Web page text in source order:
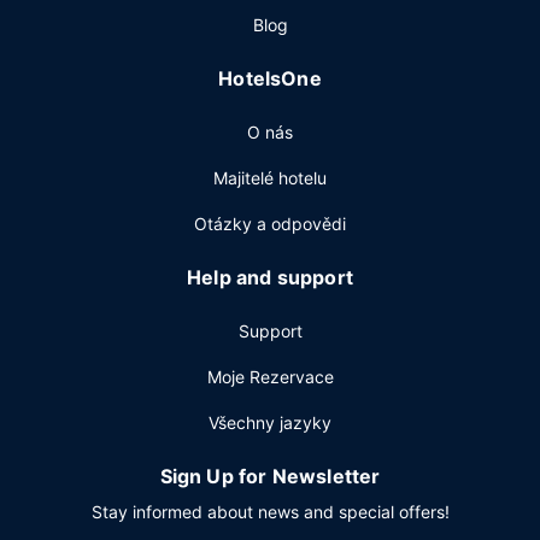
Blog
HotelsOne
O nás
Majitelé hotelu
Otázky a odpovědi
Help and support
Support
Moje Rezervace
Všechny jazyky
Sign Up for Newsletter
Stay informed about news and special offers!